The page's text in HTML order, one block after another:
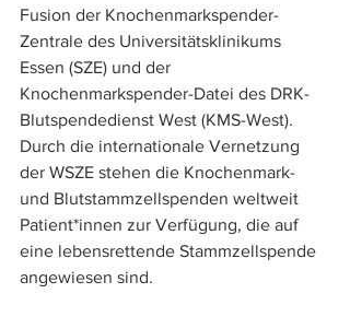
Fusion der Knochenmarkspender-
Zentrale des Universitätsklinikums
Essen (SZE) und der
Knochenmarkspender-Datei des DRK-
Blutspendedienst West (KMS-West).
Durch die internationale Vernetzung
der WSZE stehen die Knochenmark-
und Blutstammzellspenden weltweit
Patient*innen zur Verfügung, die auf
eine lebensrettende Stammzellspende
angewiesen sind.